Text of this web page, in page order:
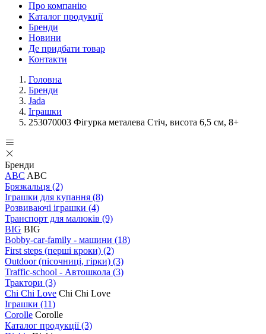
Про компанію
Каталог продукції
Бренди
Новини
Де придбати товар
Контакти
Головна
Бренди
Jada
Іграшки
253070003 Фігурка металева Стіч, висота 6,5 см, 8+
Бренди
ABC ABC
Брязкальця (2)
Іграшки для купання (8)
Розвиваючі іграшки (4)
Транспорт для малюків (9)
BIG BIG
Bobby-car-family - машини (18)
First steps (перші кроки) (2)
Outdoor (пісочниці, гірки) (3)
Traffic-school - Автошкола (3)
Трактори (3)
Chi Chi Love Chi Chi Love
Іграшки (11)
Corolle Corolle
Каталог продукції(3)